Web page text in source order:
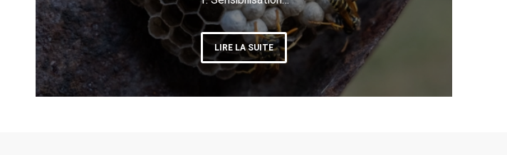
LIRE LA SUITE